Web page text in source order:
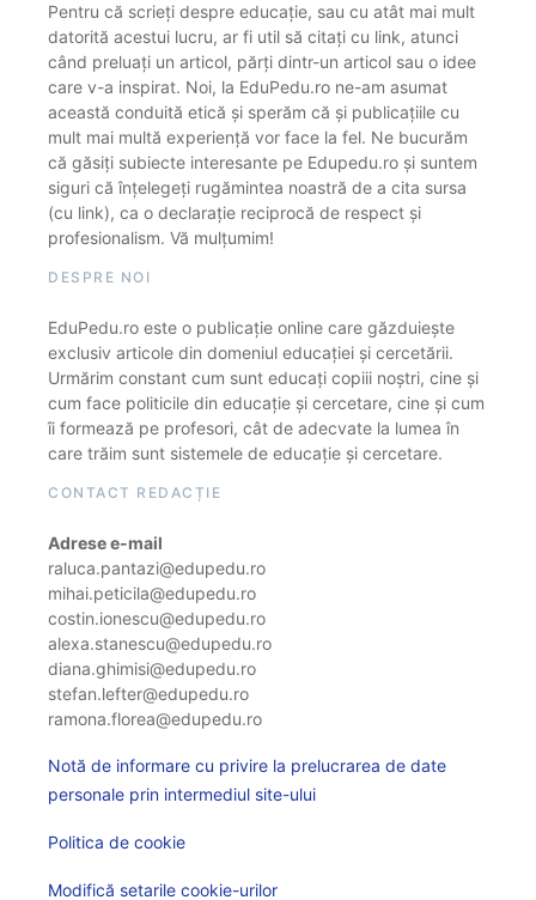
Pentru că scrieți despre educație, sau cu atât mai mult
datorită acestui lucru, ar fi util să citați cu link, atunci
când preluați un articol, părți dintr-un articol sau o idee
care v-a inspirat. Noi, la EduPedu.ro ne-am asumat
această conduită etică și sperăm că și publicațiile cu
mult mai multă experiență vor face la fel. Ne bucurăm
că găsiți subiecte interesante pe Edupedu.ro și suntem
siguri că înțelegeți rugămintea noastră de a cita sursa
(cu link), ca o declarație reciprocă de respect și
profesionalism. Vă mulțumim!
DESPRE NOI
EduPedu.ro este o publicație online care găzduiește
exclusiv articole din domeniul educației și cercetării.
Urmărim constant cum sunt educați copiii noștri, cine și
cum face politicile din educație și cercetare, cine și cum
îi formează pe profesori, cât de adecvate la lumea în
care trăim sunt sistemele de educație și cercetare.
CONTACT REDACȚIE
Adrese e-mail
raluca.pantazi@edupedu.ro
mihai.peticila@edupedu.ro
costin.ionescu@edupedu.ro
alexa.stanescu@edupedu.ro
diana.ghimisi@edupedu.ro
stefan.lefter@edupedu.ro
ramona.florea@edupedu.ro
Notă de informare cu privire la prelucrarea de date
personale prin intermediul site-ului
Politica de cookie
Modifică setarile cookie-urilor